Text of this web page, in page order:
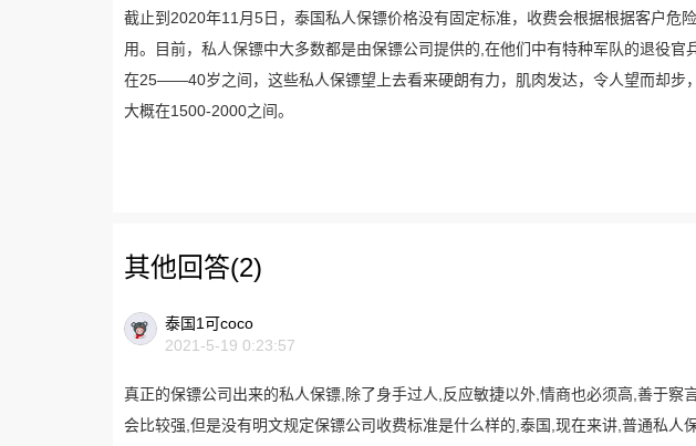
截止到2020年11月5日，泰国私人保镖价格没有固定标准，收费会根据根据客户危
用。目前，私人保镖中大多数都是由保镖公司提供的,在他们中有特种军队的退役
在25——40岁之间，这些私人保镖望上去看来硬朗有力，肌肉发达，令人望而却步
大概在1500-2000之间。
其他回答(2)
泰国1可coco
2021-5-19 0:23:57
真正的保镖公司出来的私人保镖,除了身手过人,反应敏捷以外,情商也必须高,善于察
会比较强,但是没有明文规定保镖公司收费标准是什么样的,泰国,现在来讲,普通私人